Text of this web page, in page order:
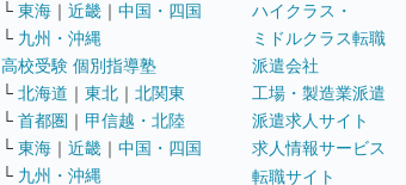
└ 東海 ｜ 近畿 ｜ 中国・四国
└ 九州・沖縄
高校受験 個別指導塾
└ 北海道 ｜ 東北 ｜ 北関東
└ 首都圏 ｜ 甲信越・北陸
└ 東海 ｜ 近畿 ｜ 中国・四国
└ 九州・沖縄
ハイクラス・
ミドルクラス転職
派遣会社
工場・製造業派遣
派遣求人サイト
求人情報サービス
転職サイト